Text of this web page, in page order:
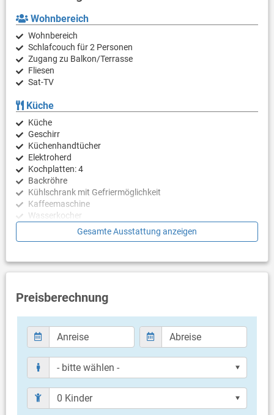
Wohnbereich
Wohnbereich
Schlafcouch für 2 Personen
Zugang zu Balkon/Terrasse
Fliesen
Sat-TV
Küche
Küche
Geschirr
Küchenhandtücher
Elektroherd
Kochplatten: 4
Backröhre
Kühlschrank mit Gefriermöglichkeit
Kaffeemaschine
Wasserkocher
Schlafzimmer
Schlafzimmer mit 2 Einzelbetten
Badezimmer
Balkon & Terrasse
eigener Balkon
überdacht
Bestuhlung
Weitere Informationen
Gesamte Ausstattung anzeigen
Preisberechnung